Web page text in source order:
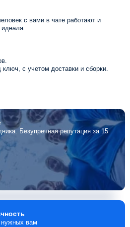
с вами в чате работают и
идеала
с учетом доставки и сборки.
Безупречная репутация за 15
вам